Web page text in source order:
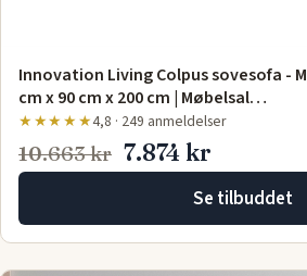
Innovation Living Colpus sovesofa -
cm x 90 cm x 200 cm | Møbelsal…
★★★★★4,8 · 249 anmeldelser
10.663 kr 7.874 kr
Se tilbuddet